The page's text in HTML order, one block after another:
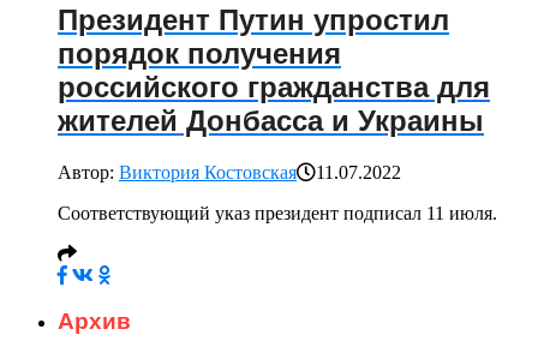
Президент Путин упростил
порядок получения
российского гражданства для
жителей Донбасса и Украины
Автор: Виктория Костовская
11.07.2022
Соответствующий указ президент подписал 11 июля.
Архив